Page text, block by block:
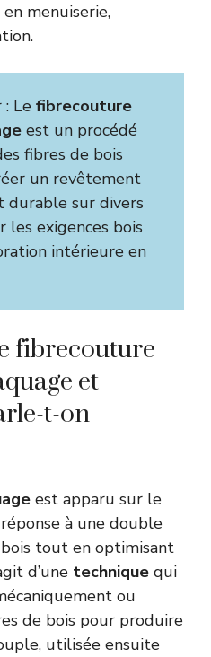
menuiserie,
: Le fibrecouture
est un procédé
fibres de bois
un revêtement
durable sur divers
les exigences bois
intérieure en
fibrecouture
et
t-on
est apparu sur le
à une double
tout en optimisant
d’une technique qui
ou
de bois pour produire
utilisée ensuite